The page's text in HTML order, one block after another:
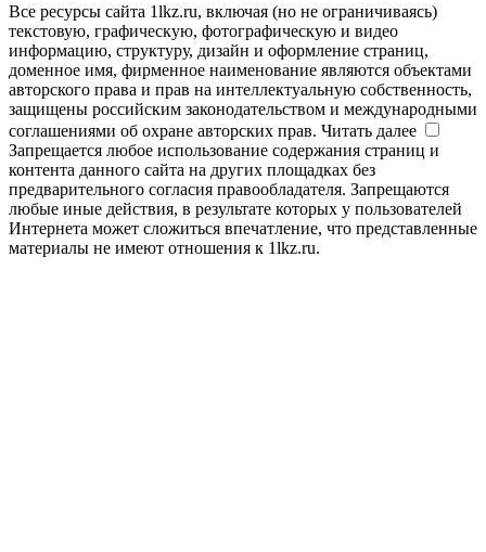
Все ресурсы сайта 1lkz.ru, включая (но не ограничиваясь)
текстовую, графическую, фотографическую и видео
информацию, структуру, дизайн и оформление страниц,
доменное имя, фирменное наименование являются объектами
авторского права и прав на интеллектуальную собственность,
защищены российским законодательством и международными
соглашениями об охране авторских прав. Читать далее
Запрещается любое использование содержания страниц и
контента данного сайта на других площадках без
предварительного согласия правообладателя. Запрещаются
любые иные действия, в результате которых у пользователей
Интернета может сложиться впечатление, что представленные
материалы не имеют отношения к 1lkz.ru.